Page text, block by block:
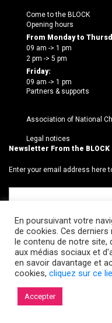
Come to the BLOCK
Opening hours
From Monday to
09 am -> 1 pm
2 pm -> 5 pm
Friday:
09 am -> 1 pm
Partners & supports
Association of National
Legal notices
Newsletter From the BLOCK
Enter your email address here
© 2026 Le
En poursuivant votre
de cookies. Ces
le contenu de notre
aux médias sociaux et
en savoir davantage et
cookies, cliquez sur ce
Accepter